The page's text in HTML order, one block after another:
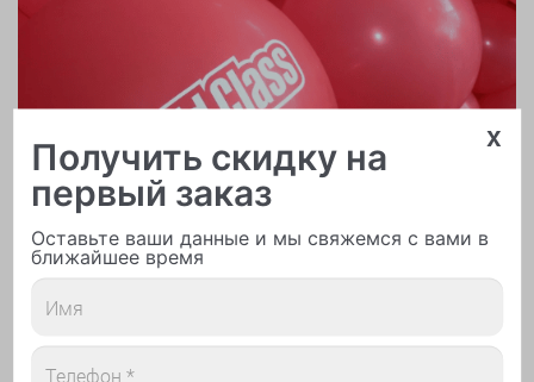
x
Получить скидку на
первый заказ
Оставьте ваши данные и мы свяжемся с вами в
ближайшее время